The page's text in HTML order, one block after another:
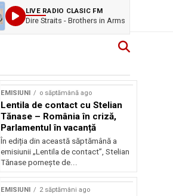
LIVE RADIO CLASIC FM
Dire Straits - Brothers in Arms
EMISIUNI o săptămână ago
Lentila de contact cu Stelian
Tănase – România în criză,
Parlamentul în vacanță
În ediția din această săptămână a
emisiunii „Lentila de contact”, Stelian
Tănase pornește de...
EMISIUNI 2 săptămâni ago